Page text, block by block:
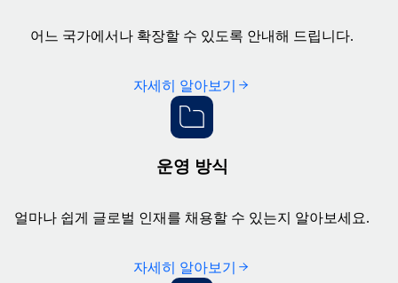
어느 국가에서나 확장할 수 있도록 안내해 드립니다.
자세히 알아보기
운영 방식
얼마나 쉽게 글로벌 인재를 채용할 수 있는지 알아보세요.
자세히 알아보기